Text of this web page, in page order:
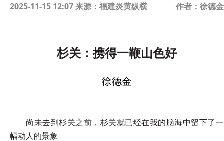
2025-11-15 12:07 来源：福建炎黄纵横 作者：徐德金
杉关：携得一鞭山色好
徐德金
尚未去到杉关之前，杉关就已经在我的脑海中留下了一
幅动人的景象——